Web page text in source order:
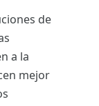
de
a la
mejor